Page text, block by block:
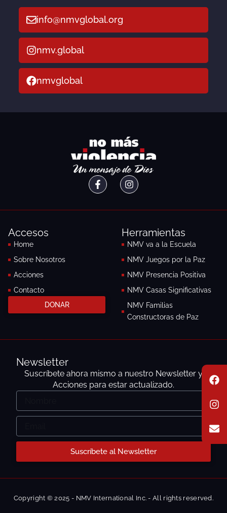
a
e
b
o
n
t
a
r
n
e
l
p
info@nmvglobal.org
nmv.global
nmvglobal
F
a
I
n
r
a
Accesos
Home
Sobre Nosotros
Acciones
Contacto
DONAR
Herramientas
NMV va a la Escuela
NMV Juegos por la Paz
NMV Presencia Positiva
NMV Casas Significativas
NMV Familias
Constructoras de Paz
Newsletter
Suscríbete ahora mismo a nuestro Newsletter y
Acciones para estar actualizado.
Nombre
Email
Suscríbete al Newsletter
Copyright © 2025 - NMV International Inc. - All rights reserved.